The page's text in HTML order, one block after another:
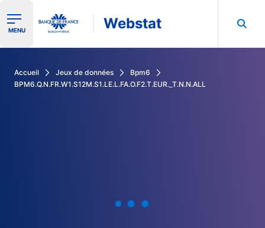
Ouvrir le menu de navigation
MENU Webstat
Accueil Jeux de données
Bpm6
BPM6.Q.N.FR.W1.S12M.S1.LE.L.FA.O.F2.T.EUR._T.N.N.ALL